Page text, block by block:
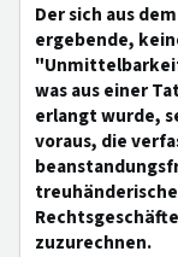
Der sich aus
ergebende,
was aus einer
erlangt wurde,
voraus, die
zuzurechnen.